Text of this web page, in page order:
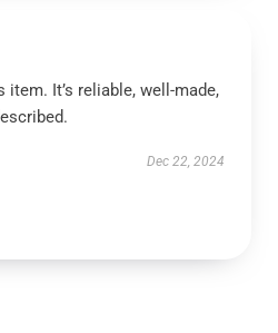
item. It’s reliable, well-made,
Dec 22, 2024